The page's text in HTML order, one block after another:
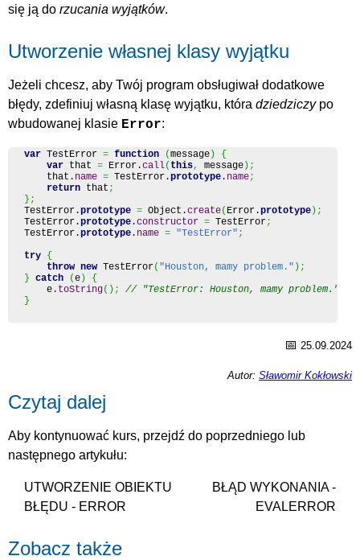
się ją do rzucania wyjątków.
Utworzenie własnej klasy wyjątku
Jeżeli chcesz, aby Twój program obsługiwał dodatkowe
błędy, zdefiniuj własną klasę wyjątku, która dziedziczypo
wbudowanej klasie Error:
var TestError = function (message)
{
var that = Error.call( this, message) ;
that. name = TestError.prototype . name;
return that ;
} ;
TestError.prototype = Object .create( Error.prototype) ;
TestError.prototype .constructor = TestError;
TestError.prototype . name = "TestError" ;
try {
throw new TestError( "Houston, mamy problem." ) ;
} catch (e)
{
e. toString( ) ;
// "TestError: Houston, mamy problem."
}
📅 25.09.2024
Autor: Sławomir Kokłowski
Czytaj dalej
Aby kontynuować kurs, przejdź do poprzedniego lub
następnego artykułu:
UTWORZENIE OBIEKTU
BŁĘDU - ERROR
BŁĄD WYKONANIA -
EVALERROR
Zobacz także